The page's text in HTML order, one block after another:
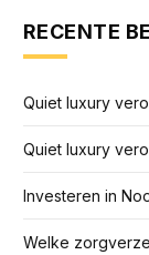
RECENTE
Quiet luxury
Quiet luxury
Investeren in
Welke